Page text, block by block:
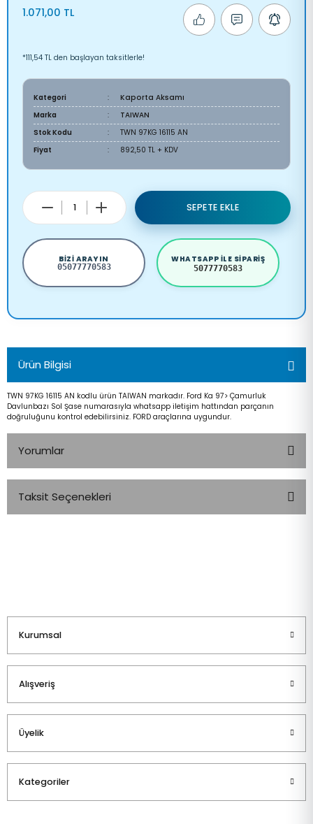
1.071,00 TL
*111,54 TL den başlayan taksitlerle!
Kategori
Kaporta Aksamı
Marka
TAIWAN
Stok Kodu
TWN 97KG 16115 AN
Fiyat
892,50 TL + KDV
SEPETE EKLE
BIZI ARAYIN
05077770583
WHATSAPP ILE SIPARIŞ
5077770583
Ürün Bilgisi
TWN 97KG 16115 AN kodlu ürün TAIWAN markadır. Ford Ka 97> Çamurluk
Davlunbazı Sol Şase numarasıyla whatsapp iletişim hattından parçanın
doğruluğunu kontrol edebilirsiniz. FORD araçlarına uygundur.
Yorumlar
Taksit Seçenekleri
Kurumsal
Alışveriş
Üyelik
Kategoriler